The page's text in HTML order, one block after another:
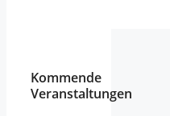
Kommende
Veranstaltungen